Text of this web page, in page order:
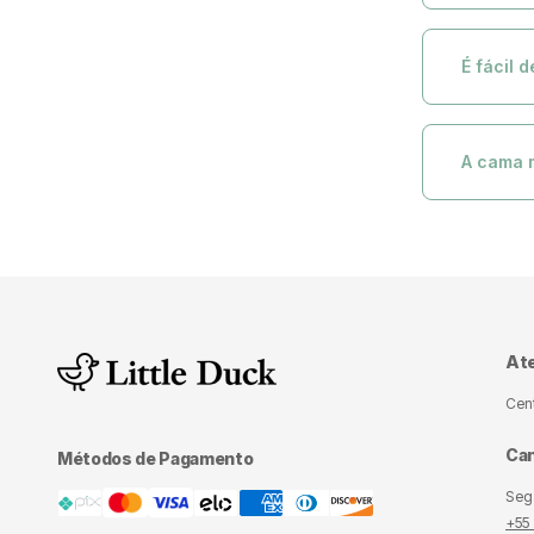
Você tem a
colocar no
É fácil
Super!
Então
original
A cama
Métodos de Pagamento